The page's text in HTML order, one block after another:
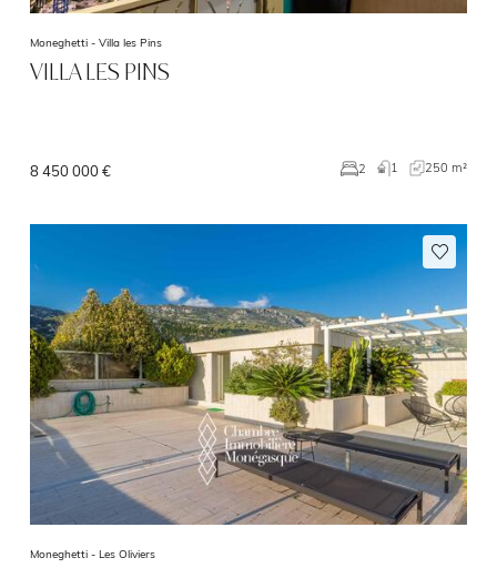
Moneghetti - Villa les Pins
VILLA LES PINS
8 450 000 € 2 1 250 m²
Moneghetti - Les Oliviers